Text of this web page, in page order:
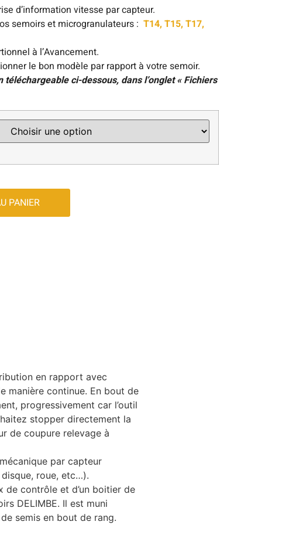
d’information vitesse par capteur.
semoirs et microgranulateurs : T14, T15, T17,
à l’Avancement.
le bon modèle par rapport à votre semoir.
téléchargeable ci-dessous, dans l’onglet « Fichiers
PANIER
en rapport avec
manière continue. En bout de
progressivement car l’outil
stopper directement la
de coupure relevage à
par capteur
roue, etc…).
de contrôle et d’un boitier de
DELIMBE. Il est muni
semis en bout de rang.